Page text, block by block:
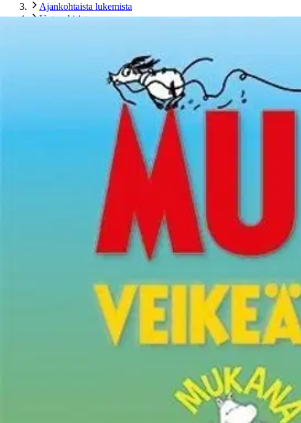
Ajankohtaista lukemista
Uutuuskirjat
Ohita tuotekuva
Asiakasomistaja-alennus-15 %
Avaa kuva suurempana
Muumien veikeä värityskirja
Hinta ilman S-Etukorttia: 6,95 €
Kotiin tai noutopisteeseenAlk. 0 €